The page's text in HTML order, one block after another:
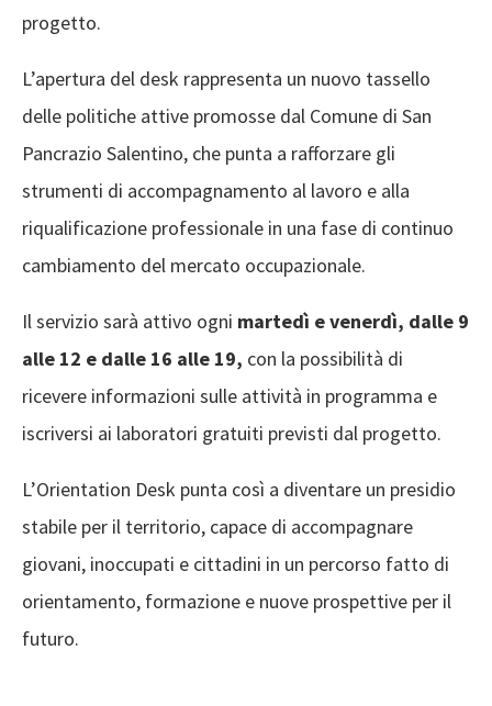
progetto.
L’apertura del desk rappresenta un nuovo tassello
delle politiche attive promosse dal Comune di San
Pancrazio Salentino, che punta a rafforzare gli
strumenti di accompagnamento al lavoro e alla
riqualificazione professionale in una fase di continuo
cambiamento del mercato occupazionale.
Il servizio sarà attivo ogni martedì e venerdì, dalle 9
alle 12 e dalle 16 alle 19, con la possibilità di
ricevere informazioni sulle attività in programma e
iscriversi ai laboratori gratuiti previsti dal progetto.
L’Orientation Desk punta così a diventare un presidio
stabile per il territorio, capace di accompagnare
giovani, inoccupati e cittadini in un percorso fatto di
orientamento, formazione e nuove prospettive per il
futuro.